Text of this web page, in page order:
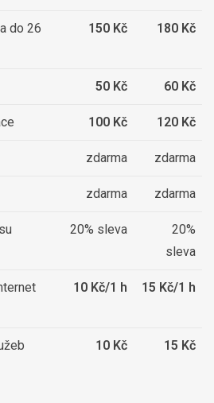
do 26
150 Kč 180 Kč
50 Kč 60 Kč
100 Kč 120 Kč
zdarma zdarma
zdarma zdarma
20% sleva
20%
sleva
10 Kč/1 h 15 Kč/1 h
10 Kč 15 Kč